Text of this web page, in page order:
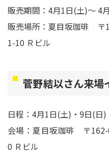
販売期間：4月1日(土)〜 4
販売場所：夏目坂珈琲 〒
1-10 Ｒビル
菅野結以さん来場
日程：4月1日(土)・9日(日)
会場：夏目坂珈琲 〒162-
0 Ｒビル